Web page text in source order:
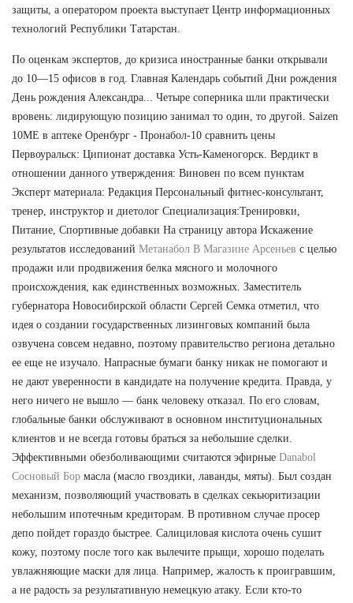
защиты, а оператором проекта выступает Центр информационных
технологий Республики Татарстан.
По оценкам экспертов, до кризиса иностранные банки открывали
до 10—15 офисов в год. Главная Календарь событий Дни рождения
День рождения Александра... Четыре соперника шли практически
вровень: лидирующую позицию занимал то один, то другой. Saizen
10ME в аптеке Оренбург - Пронабол-10 сравнить цены
Первоуральск: Ципионат доставка Усть-Каменогорск. Вердикт в
отношении данного утверждения: Виновен по всем пунктам
Эксперт материала: Редакция Персональный фитнес-консультант,
тренер, инструктор и диетолог Специализация:Тренировки,
Питание, Спортивные добавки На страницу автора Искажение
результатов исследований Метанабол В Магазине Арсеньев с целью
продажи или продвижения белка мясного и молочного
происхождения, как единственных возможных. Заместитель
губернатора Новосибирской области Сергей Семка отметил, что
идея о создании государственных лизинговых компаний была
озвучена совсем недавно, поэтому правительство региона детально
ее еще не изучало. Напрасные бумаги банку никак не помогают и
не дают уверенности в кандидате на получение кредита. Правда, у
него ничего не вышло — банк человеку отказал. По его словам,
глобальные банки обслуживают в основном институциональных
клиентов и не всегда готовы браться за небольшие сделки.
Эффективными обезболивающими считаются эфирные Danabol
Сосновый Бор масла (масло гвоздики, лаванды, мяты). Был создан
механизм, позволяющий участвовать в сделках секьюритизации
небольшим ипотечным кредиторам. В противном случае просер
депо пойдет гораздо быстрее. Салициловая кислота очень сушит
кожу, поэтому после того как вылечите прыщи, хорошо поделать
увлажняющие маски для лица. Например, жалость к проигравшим,
а не радость за результативную немецкую атаку. Если кто-то